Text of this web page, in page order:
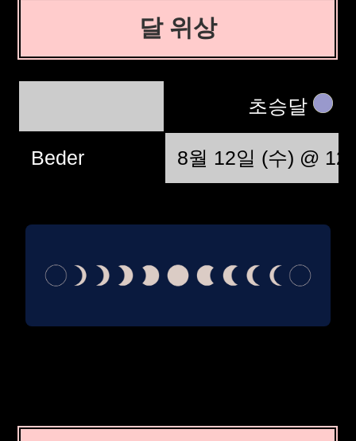
달 위상
초승달
Beder 8월 12일 (수) @